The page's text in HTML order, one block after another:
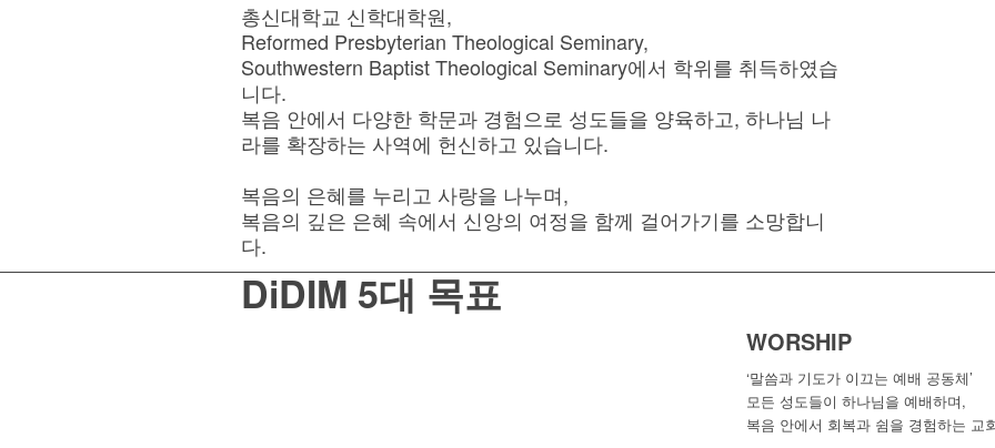
총신대학교 신학대학원,
Reformed Presbyterian Theological Seminary,
Southwestern Baptist Theological Seminary에서 학위를 취득하였습
니다.
복음 안에서 다양한 학문과 경험으로 성도들을 양육하고, 하나님 나
라를 확장하는 사역에 헌신하고 있습니다.
복음의 은혜를 누리고 사랑을 나누며,
복음의 깊은 은혜 속에서 신앙의 여정을 함께 걸어가기를 소망합니
다.
DiDIM 5대 목표
WORSHIP
‘말씀과 기도가 이끄는 예배 공동체’
모든 성도들이 하나님을 예배하며,
복음 안에서 회복과 쉼을 경험하는 교